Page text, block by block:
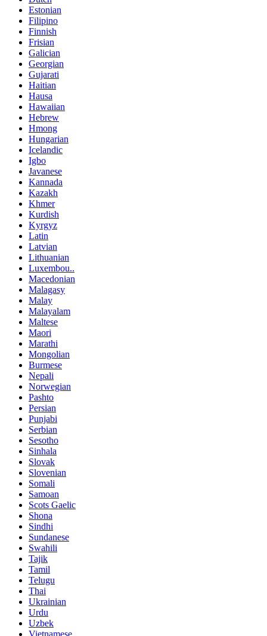
Estonian
Filipino
Finnish
Frisian
Galician
Georgian
Gujarati
Haitian
Hausa
Hawaiian
Hebrew
Hmong
Hungarian
Icelandic
Igbo
Javanese
Kannada
Kazakh
Khmer
Kurdish
Kyrgyz
Latin
Latvian
Lithuanian
Luxembou..
Macedonian
Malagasy
Malay
Malayalam
Maltese
Maori
Marathi
Mongolian
Burmese
Nepali
Norwegian
Pashto
Persian
Punjabi
Serbian
Sesotho
Sinhala
Slovak
Slovenian
Somali
Samoan
Scots Gaelic
Shona
Sindhi
Sundanese
Swahili
Tajik
Tamil
Telugu
Thai
Ukrainian
Urdu
Uzbek
Vietnamese